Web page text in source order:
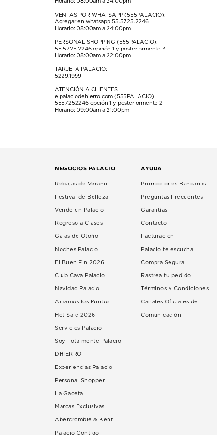
envío.
Horario: 08:00am a 24:00pm
VENTAS POR WHATSAPP (555PALACIO):
Agregar en whatsapp 55.5725.2246
Horario: 08:00am a 24:00pm
PERSONAL SHOPPING (555PALACIO):
55.5725.2246 opción 1 y posteriormente 3
Horario: 08:00am a 22:00pm
TARJETA PALACIO:
5229.1999
ATENCIÓN A CLIENTES
elpalaciodehierro.com (555PALACIO)
5557252246 opción 1 y posteriormente 2
Horario: 09:00am a 21:00pm
NEGOCIOS PALACIO
Rebajas de Verano
Festival de Belleza
Vende en Palacio
Regreso a Clases
Galas de Otoño
Noches Palacio
El Buen Fin 2026
Club Cava Palacio
Navidad Palacio
Amamos los Puntos
Hot Sale 2026
Servicios Palacio
Soy Totalmente Palacio
DHIERRO
Experiencias Palacio
Personal Shopper
La Gaceta
Marcas Exclusivas
Abercrombie & Kent
Palacio Contigo
AYUDA
Promociones Bancarias
Preguntas Frecuentes
Garantías
Contacto
Facturación
Palacio te escucha
Compra Segura
Rastrea tu pedido
Términos y Condiciones
Canales Oficiales de
Comunicación